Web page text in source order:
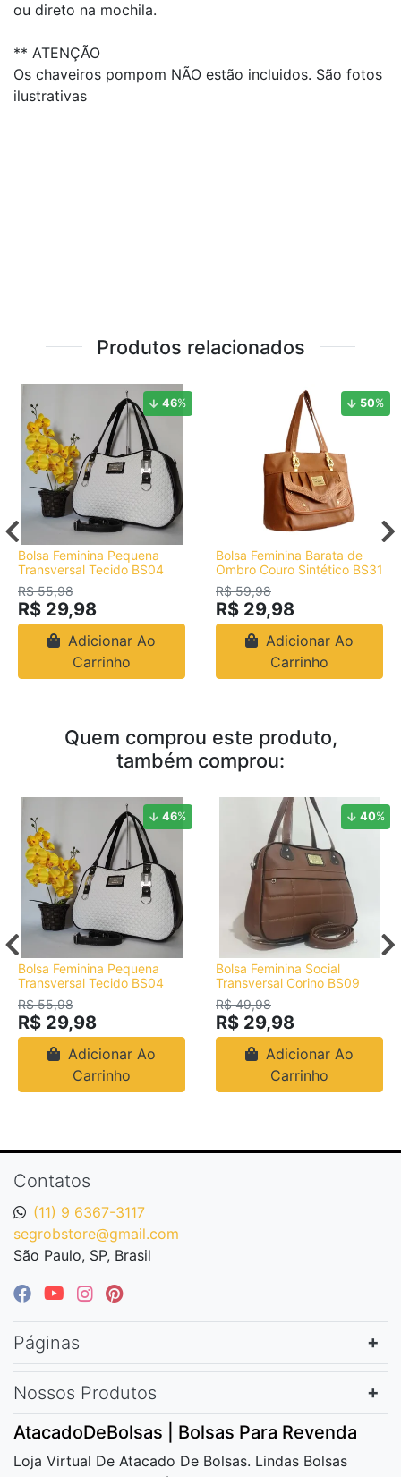
ou direto na mochila.
** ATENÇÃO
Os chaveiros pompom NÃO estão incluidos. São fotos
ilustrativas
Produtos relacionados
46%
Bolsa Feminina Pequena
Transversal Tecido BS04
R$ 55,98
R$ 29,98
Adicionar Ao
Carrinho
50%
Bolsa Feminina Barata de
Ombro Couro Sintético BS31
R$ 59,98
R$ 29,98
Adicionar Ao
Carrinho
Quem comprou este produto,
também comprou:
46%
Bolsa Feminina Pequena
Transversal Tecido BS04
R$ 55,98
R$ 29,98
Adicionar Ao
Carrinho
40%
Bolsa Feminina Social
Transversal Corino BS09
R$ 49,98
R$ 29,98
Adicionar Ao
Carrinho
Contatos
(11) 9 6367-3117
segrobstore@gmail.com
São Paulo, SP, Brasil
Páginas
Nossos Produtos
AtacadoDeBolsas | Bolsas Para Revenda
Loja Virtual De Atacado De Bolsas. Lindas Bolsas